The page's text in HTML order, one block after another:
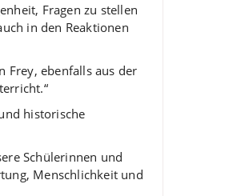
Fragen zu stellen
in den Reaktionen
Frey, ebenfalls aus der
historische
Schülerinnen und
Menschlichkeit und